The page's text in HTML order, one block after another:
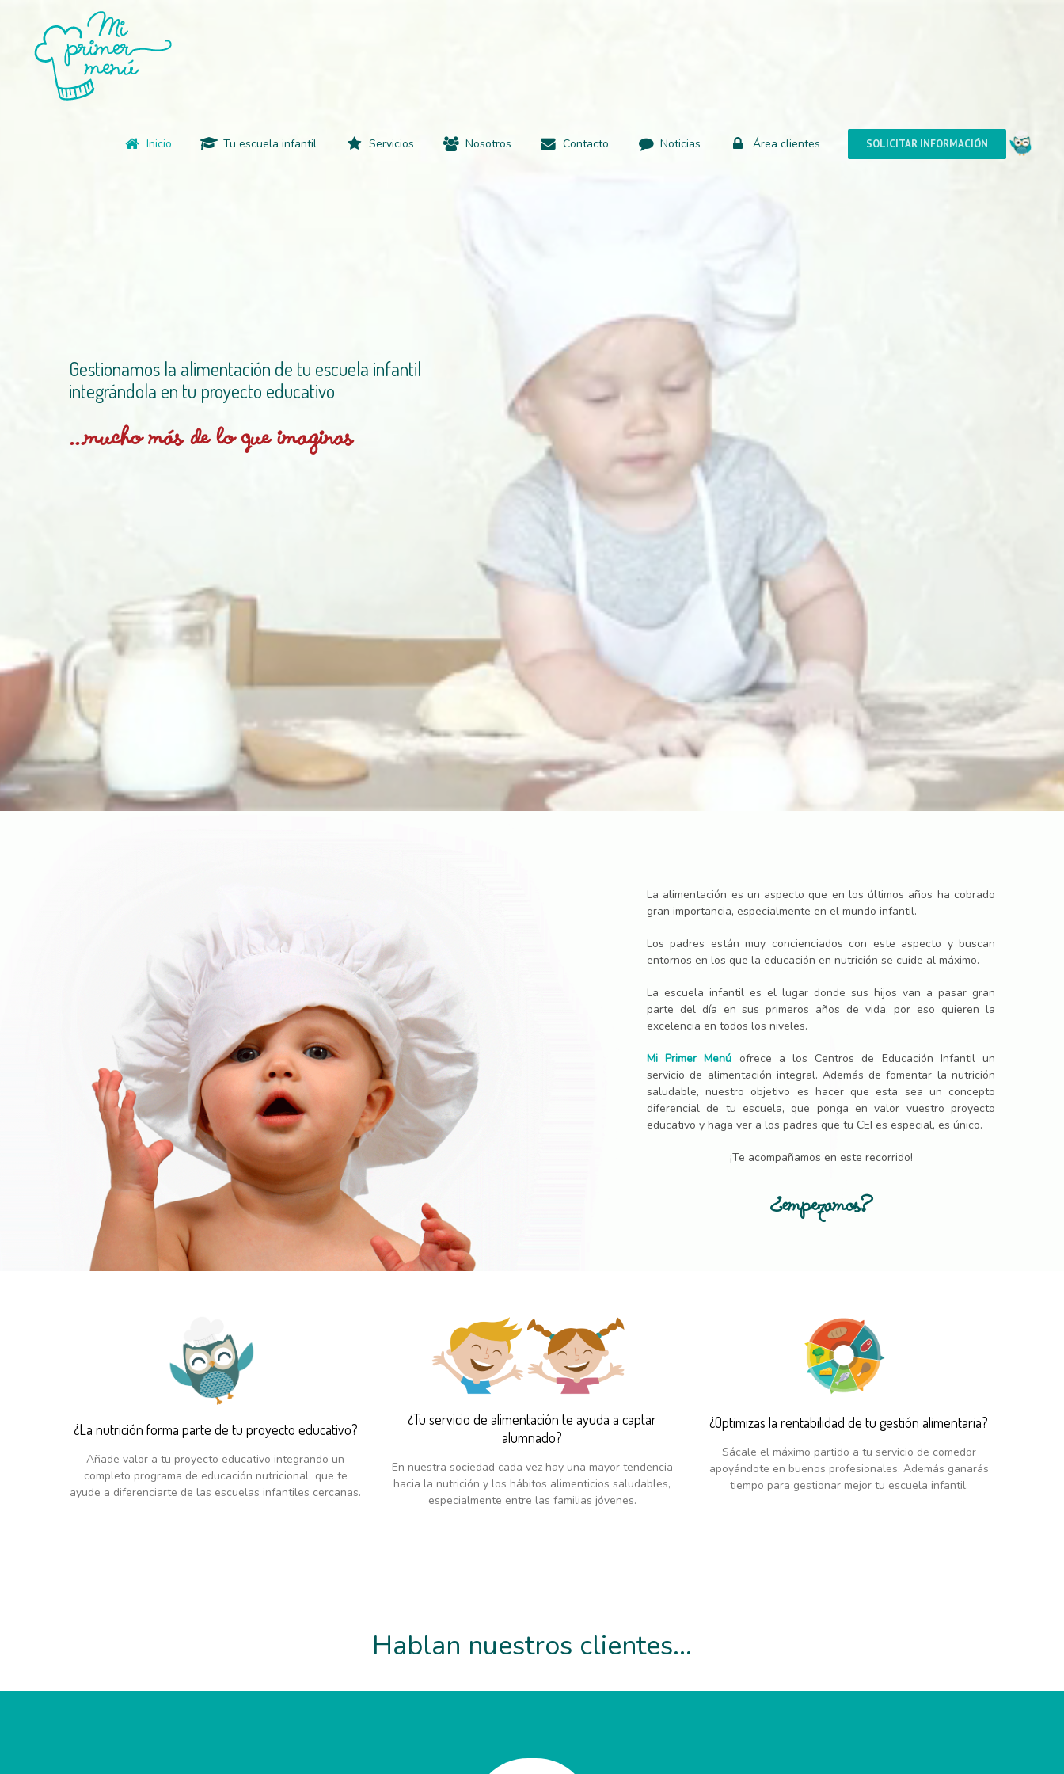
Inicio Tu escuela infantil Servicios Nosotros Contacto Noticias Área clientes SOLICITAR INFORMACIÓN
Gestionamos la alimentación de tu escuela infantil
integrándola en tu proyecto educativo
...mucho más de lo que imaginas
La alimentación es un aspecto que en los últimos años ha cobrado
gran importancia, especialmente en el mundo infantil.
Los padres están muy concienciados con este aspecto y buscan
entornos en los que la educación en nutrición se cuide al máximo.
La escuela infantil es el lugar donde sus hijos van a pasar gran
parte del día en sus primeros años de vida, por eso quieren la
excelencia en todos los niveles.
Mi Primer Menú ofrece a los Centros de Educación Infantil un
servicio de alimentación integral. Además de fomentar la nutrición
saludable, nuestro objetivo es hacer que esta sea un concepto
diferencial de tu escuela, que ponga en valor vuestro proyecto
educativo y haga ver a los padres que tu CEI es especial, es único.
¡Te acompañamos en este recorrido!
¿empezamos?
¿La nutrición forma parte de tu proyecto educativo?
Añade valor a tu proyecto educativo integrando un
completo programa de educación nutricional que te
ayude a diferenciarte de las escuelas infantiles cercanas.
¿Tu servicio de alimentación te ayuda a captar
alumnado?
En nuestra sociedad cada vez hay una mayor tendencia
hacia la nutrición y los hábitos alimenticios saludables,
especialmente entre las familias jóvenes.
¿Optimizas la rentabilidad de tu gestión alimentaria?
Sácale el máximo partido a tu servicio de comedor
apoyándote en buenos profesionales. Además ganarás
tiempo para gestionar mejor tu escuela infantil.
Hablan nuestros clientes…